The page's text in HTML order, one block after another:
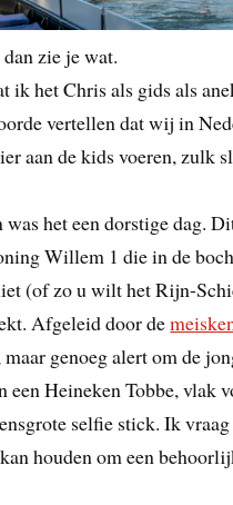
zie je wat.
ik het Chris als gids als
vertellen dat wij in
aan de kids voeren, zulk
het een dorstige dag.
Willem 1 die in de
(of zo u wilt het Rijn-
Afgeleid door de
maar genoeg alert om de
een Heineken Tobbe, vlak
selfie stick. Ik
houden om een